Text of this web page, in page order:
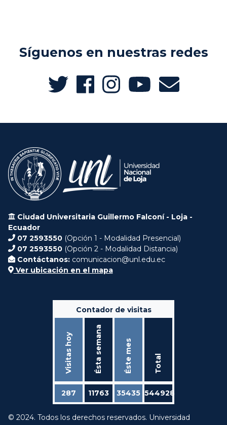
Síguenos en nuestras redes
Ciudad Universitaria Guillermo Falconí - Loja -
Ecuador
07 2593550 (Opción 1 - Modalidad Presencial)
07 2593550 (Opción 2 - Modalidad Distancia)
Contáctanos: comunicacion@unl.edu.ec
Ver ubicación en el mapa
Contador de visitas
Visitas hoy Ésta semana Éste mes Total
287 11763 35435 544928
© 2024. Todos los derechos reservados. Universidad